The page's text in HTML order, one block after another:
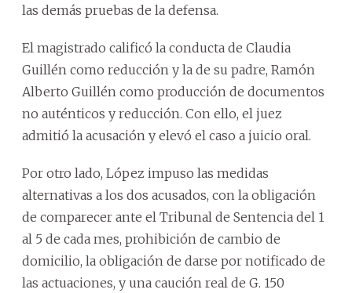
las demás pruebas de la defensa.
El magistrado calificó la conducta de Claudia
Guillén como reducción y la de su padre, Ramón
Alberto Guillén como producción de documentos
no auténticos y reducción. Con ello, el juez
admitió la acusación y elevó el caso a juicio oral.
Por otro lado, López impuso las medidas
alternativas a los dos acusados, con la obligación
de comparecer ante el Tribunal de Sentencia del 1
al 5 de cada mes, prohibición de cambio de
domicilio, la obligación de darse por notificado de
las actuaciones, y una caución real de G. 150